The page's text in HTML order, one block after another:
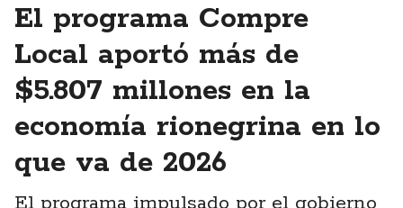
El programa Compre
Local aportó más de
$5.807 millones en la
economía rionegrina en lo
que va de 2026